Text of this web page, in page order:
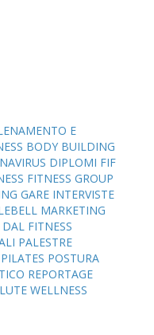
E
BODY BUILDING
DIPLOMI FIF
FITNESS GROUP
GARE INTERVISTE
MARKETING
FITNESS
PALESTRE
PILATES POSTURA
REPORTAGE
WELLNESS